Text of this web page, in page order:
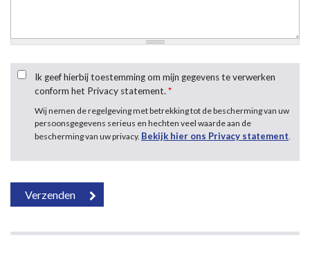
Ik geef hierbij toestemming om mijn gegevens te verwerken
conform het Privacy statement.*
Wij nemen de regelgeving met betrekking tot de bescherming van uw
persoonsgegevens serieus en hechten veel waarde aan de
bescherming van uw privacy. Bekijk hier ons Privacy statement.